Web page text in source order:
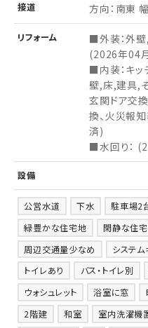
接道 方向：南東
リフォーム
■外装：外壁
(2026年04
■内装：キ
壁,床,建具,そ
玄関ドア交
換、火災報
済)
■水回り：
設備
公営水道 下水 駐車場2
緑豊かな住宅地
閑静な住
周辺交通量少なめ
システム
トイレあり
バス・トイレ別
ウォシュレット
浴室に窓
2階建
和室 室内洗濯機